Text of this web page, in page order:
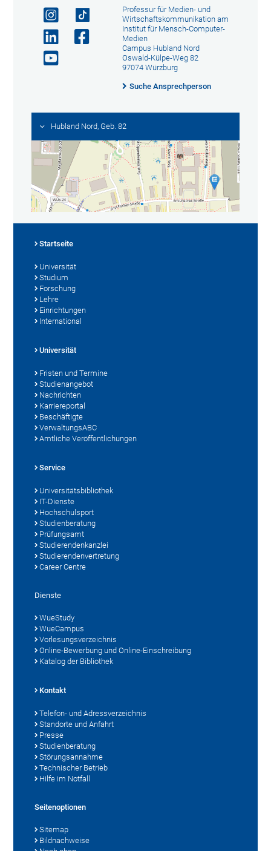
Professur für Medien- und
Wirtschaftskommunikation am
Institut für Mensch-Computer-
Medien
Campus Hubland Nord
Oswald-Külpe-Weg 82
97074 Würzburg
Suche Ansprechperson
Hubland Nord, Geb. 82
Startseite
Universität
Studium
Forschung
Lehre
Einrichtungen
International
Universität
Fristen und Termine
Studienangebot
Nachrichten
Karriereportal
Beschäftigte
VerwaltungsABC
Amtliche Veröffentlichungen
Service
Universitätsbibliothek
IT-Dienste
Hochschulsport
Studienberatung
Prüfungsamt
Studierendenkanzlei
Studierendenvertretung
Career Centre
Dienste
WueStudy
WueCampus
Vorlesungsverzeichnis
Online-Bewerbung und Online-Einschreibung
Katalog der Bibliothek
Kontakt
Telefon- und Adressverzeichnis
Standorte und Anfahrt
Presse
Studienberatung
Störungsannahme
Technischer Betrieb
Hilfe im Notfall
Seitenoptionen
Sitemap
Bildnachweise